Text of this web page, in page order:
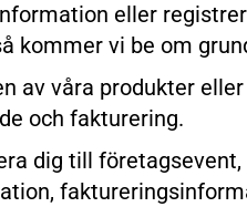
eller
kommer vi be om
av våra produkter
och fakturering.
dig till